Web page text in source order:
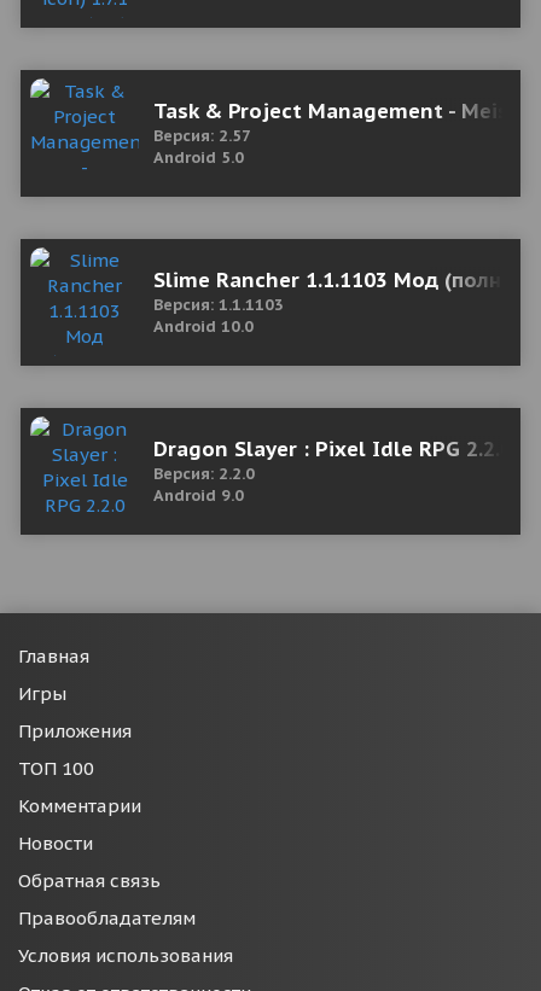
Task & Project Management -
Версия: 2.57
Android 5.0
Slime Rancher 1.1.1103 Мод (полная
Версия: 1.1.1103
Android 10.0
Dragon Slayer : Pixel Idle RPG 2.2.0
Версия: 2.2.0
Android 9.0
Главная
Игры
Приложения
ТОП 100
Комментарии
Новости
Обратная связь
Правообладателям
Условия использования